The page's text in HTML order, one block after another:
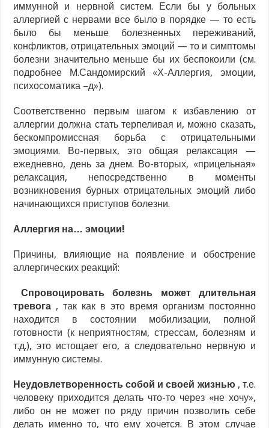
иммунной и нервной систем. Если бы у больных
аллергией с нервами все было в порядке — то есть
было бы меньше болезненных переживаний,
конфликтов, отрицательных эмоций — то и симптомы
болезни значительно меньше бы их беспокоили (см.
подробнее М.Сандомирский «Х-Аллергия, эмоции,
психосоматика –д»).
Соответственно первым шагом к избавлению от
аллергии должна стать терпеливая и, можно сказать,
бескомпромиссная борьба с отрицательными
эмоциями. Во-первых, это общая релаксация —
ежедневно, день за днем. Во-вторых, «прицельная»
релаксация, непосредственно в моменты
возникновения бурных отрицательных эмоций либо
начинающихся приступов болезни.
Аллергия на… эмоции!
Причины, влияющие на появление и обострение
аллергических реакций:
Спровоцировать болезнь может длительная
тревога , так как в это время организм постоянно
находится в состоянии мобилизации, полной
готовности (к неприятностям, стрессам, болезням и
т.д.), это истощает его, а следовательно нервную и
иммунную системы.
Неудовлетворенность собой и своей жизнью , т.е.
человеку приходится делать что-то через «не хочу»,
либо он не может по ряду причин позволить себе
делать именно то, что ему хочется. В этом случае